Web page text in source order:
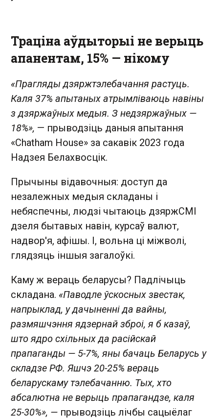
Траціна аўдыторыі не верыць
апанентам, 15% — нікому
«Прагляды дзяржтэлебачання растуць.
Каля 37% апытаных атрымліваюць навіны
з дзяржаўных медыя. З недзяржаўных —
18%», — прыводзіць даныя апытання
«Chatham House» за сакавік 2023 года
Надзея Белахвосцік.
Прычыны відавочныя: доступ да
незалежных медыя складаны і
небяспечны, людзі чытаюць дзяржСМІ
дзеля бытавых навін, курсаў валют,
надвор'я, афішы. І, вольна ці міжволі,
глядзяць іншыя загалоўкі.
Каму ж вераць беларусы? Падлічыць
складана. «Паводле ўскосных звестак,
напрыклад, у дачыненні да вайны,
размяшчэння ядзернай зброі, я б казаў,
што ядро схільных да расійскай
прапаганды — 5-7%, яны бачаць Беларусь у
складзе РФ. Яшчэ 20-25% вераць
беларускаму тэлебачанню. Тых, хто
абсалютна не верыць прапагандзе, каля
25-30%», — прыводзіць лічбы сацыёлаг